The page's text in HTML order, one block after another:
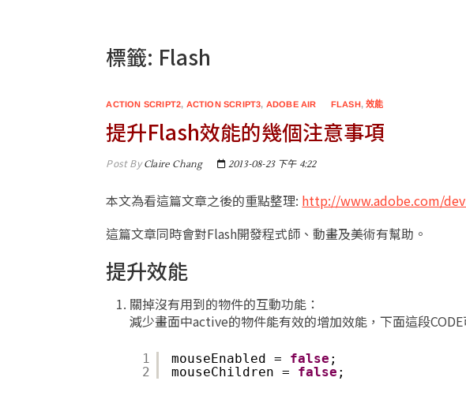
標籤: Flash
ACTION SCRIPT2, ACTION SCRIPT3, ADOBE AIR FLASH,效能
提升Flash效能的幾個注意事項
Post ByClaire Chang 2013-08-23 下午 4:22
本文為看這篇文章之後的重點整理: http://www.adobe.com/
這篇文章同時會對Flash開發程式師、動畫及美術有幫助。
提升效能
關掉沒有用到的物件的互動功能：
減少畫面中active的物件能有效的增加效能，下面這段
1
2
mouseEnabled = false ;
mouseChildren = false ;